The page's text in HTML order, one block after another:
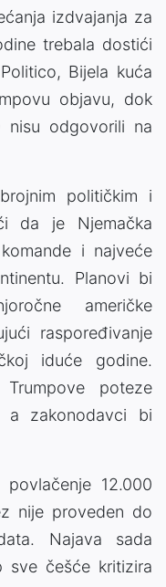
izdvajanja za
trebala dostići
Bijela kuća
objavu, dok
nisu odgovorili na
političkim i
da je Njemačka
i najveće
Planovi bi
američke
raspoređivanje
iduće godine.
poteze
a zakonodavci bi
12.000
nije proveden do
Najava sada
sve češće kritizira